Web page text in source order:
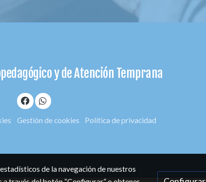
y de Atención Temprana
Gestión de cookies Política de privacidad
de la navegación de nuestros